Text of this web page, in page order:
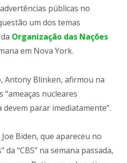
públicas no
um dos temas
da Organização das Nações
em Nova York.
Antony Blinken, afirmou na
nucleares
parar imediatamente”.
Biden, que apareceu no
“CBS” na semana passada,